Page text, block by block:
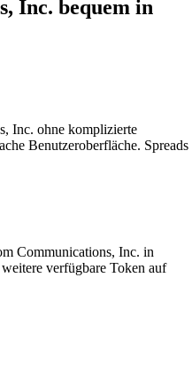
Inc. bequem in
Inc. ohne komplizierte
Benutzeroberfläche. Spreads
Communications, Inc. in
verfügbare Token auf